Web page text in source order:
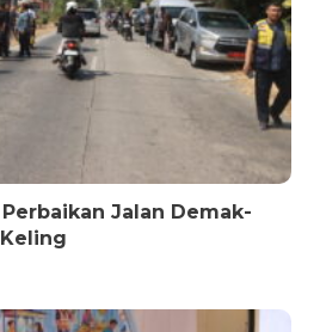
Jalan Demak-